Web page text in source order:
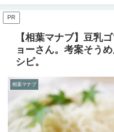
PR
【相葉マナブ】豆乳
ョーさん。考案そう
シピ。
相葉マナブ